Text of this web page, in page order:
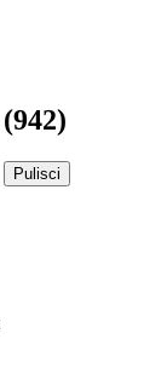
Pulisci